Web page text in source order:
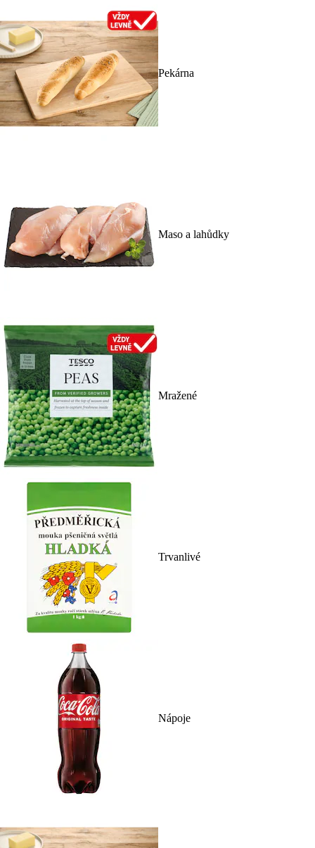
Pekárna
Maso a lahůdky
Mražené
Trvanlivé
Nápoje